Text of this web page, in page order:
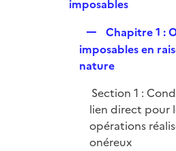
i
l
i
e
imposables
e
p
i
e
r
Chapitre 1 :
imposables en
nature
Section 1 :
lien direct pour
opérations
onéreux